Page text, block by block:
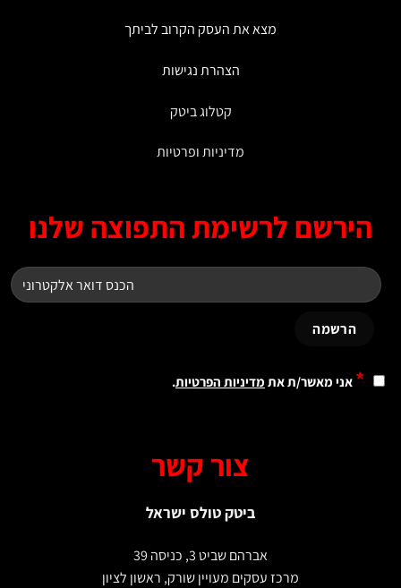
מצא את העסק הקרוב לביתך
הצהרת נגישות
קטלוג ביטק
מדיניות ופרטיות
לרשימת התפוצה שלנו
אני מאשר/ת אתמדיניות הפרטיות.
צור קשר
ביטק טולס ישראל
אברהם שביט 3, כניסה 39
מרכז עסקים מעויין שורק, ראשון לציון